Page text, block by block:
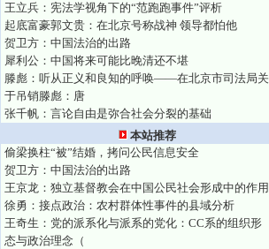
王立兵：宪法学视角下的“范跑跑事件”评析
起底富豪郭文贵：在北京号称战神 领导都怕他
贺卫方：中国法治的出路
犀利公：中国将来可能比晚清还不堪
滕彪：听从正义和良知的呼唤——在北京市司法局关
于吊销滕彪：唐
张千帆：言论自由是弥合社会分裂的基础
本站推荐
偷梁换柱“被”结婚，拷问公民信息安全
贺卫方：中国法治的出路
王京龙：独立基督教会在中国公民社会形成中的作用
徐勇：接点政治：农村群体性事件的县域分析
王奇生：党的派系化与派系的党化：CC系的组织形
态与政治理念（